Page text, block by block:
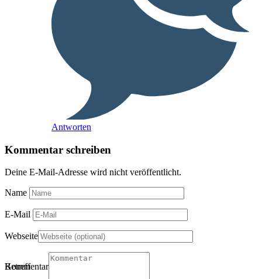
Antworten
Kommentar schreiben
Deine E-Mail-Adresse wird nicht veröffentlicht.
Name
E-Mail
Webseite
Betreff
Kommentartitel